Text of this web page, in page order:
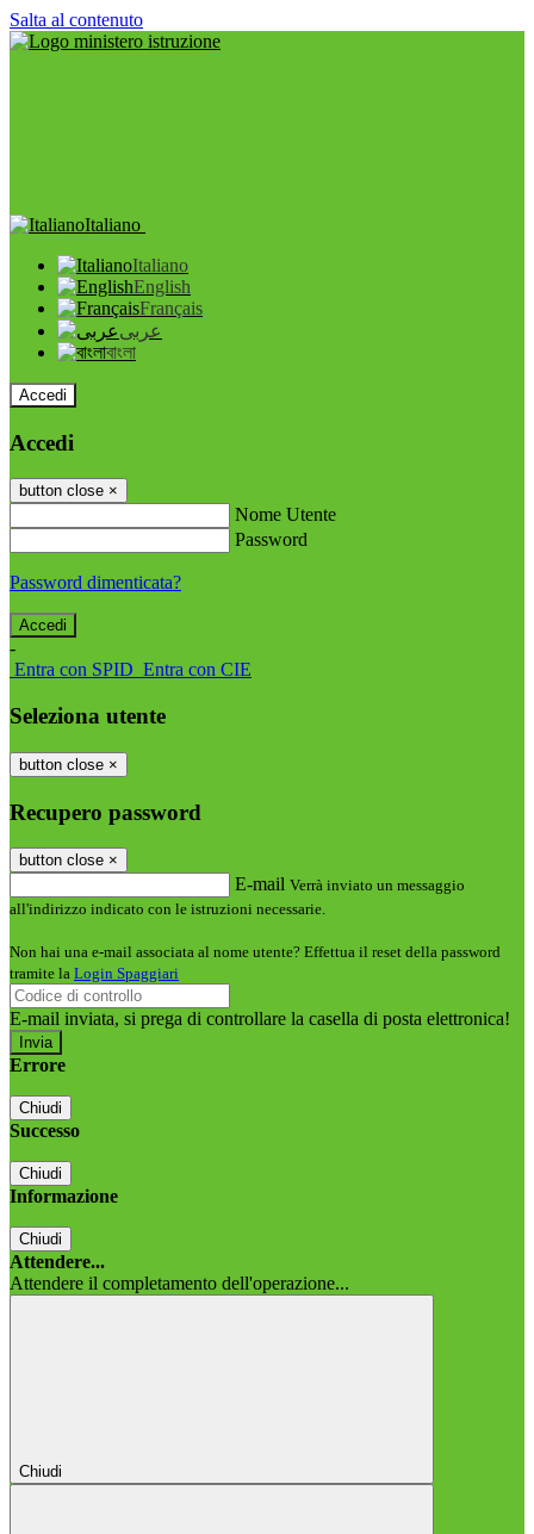
Salta al contenuto
Italiano
Italiano
English
Français
عربى
বাংলা
Accedi
Accedi
button close ×
Nome Utente
Password
Password dimenticata?
-
Entra con SPID Entra con CIE
Seleziona utente
button close ×
Recupero password
button close ×
E-mail Verrà inviato un messaggio
all'indirizzo indicato con le istruzioni necessarie.
Non hai una e-mail associata al nome utente? Effettua il reset della password
tramite la Login Spaggiari
E-mail inviata, si prega di controllare la casella di posta elettronica!
Errore
Chiudi
Successo
Chiudi
Informazione
Chiudi
Attendere...
Attendere il completamento dell'operazione...
Chiudi